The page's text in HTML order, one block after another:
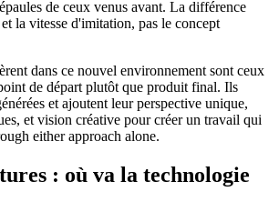
de ceux venus avant. La différence
la vitesse d'imitation, pas le concept
dans ce nouvel environnement sont ceux
de départ plutôt que produit final. Ils
et ajoutent leur perspective unique,
et vision créative pour créer un travail qui
either approach alone.
: où va la technologie